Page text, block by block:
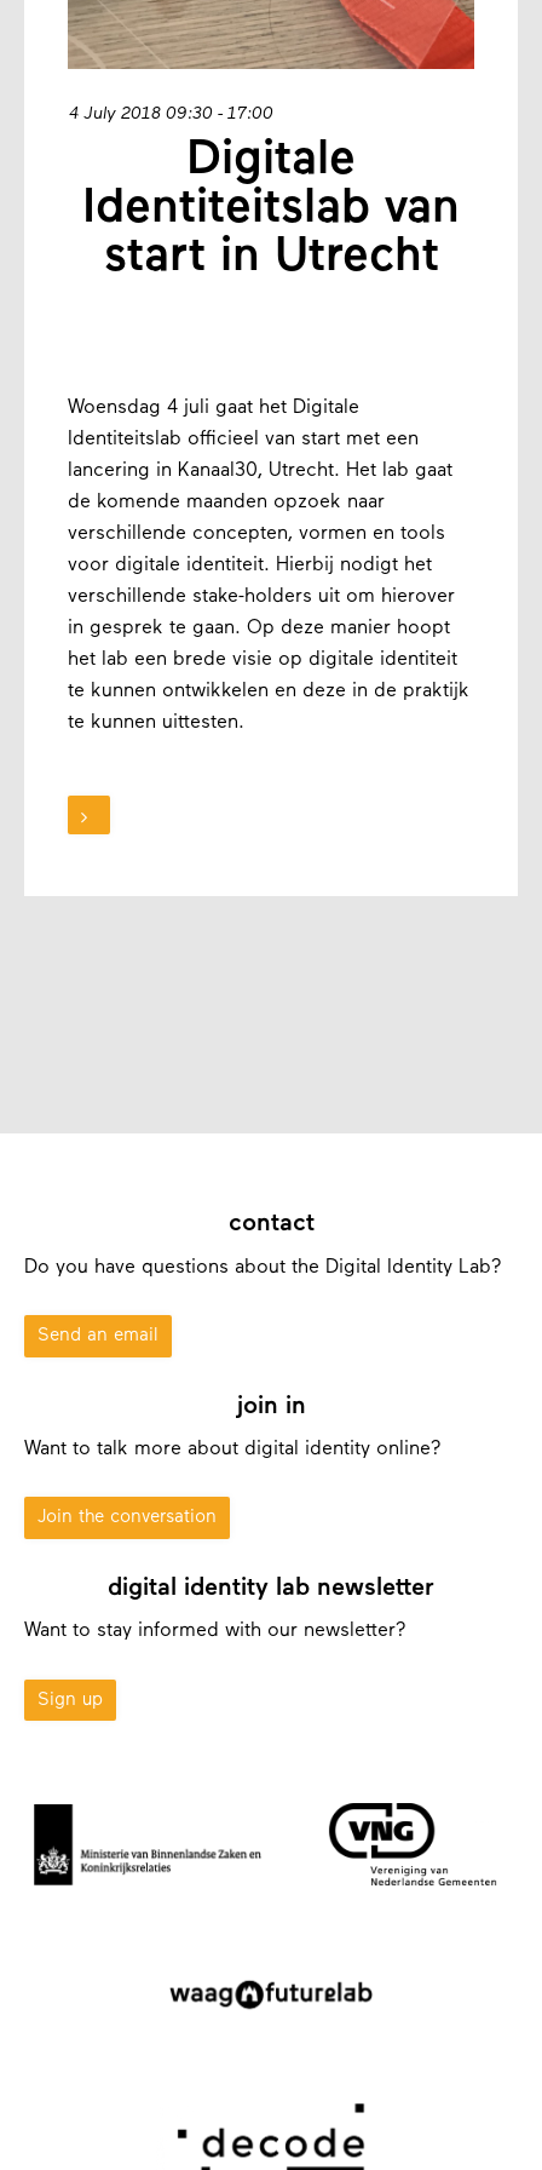
4 July 2018 09:30 - 17:00
Digitale
Identiteitslab van
start in Utrecht
Woensdag 4 juli gaat het Digitale
Identiteitslab officieel van start met een
lancering in Kanaal30, Utrecht. Het lab gaat
de komende maanden opzoek naar
verschillende concepten, vormen en tools
voor digitale identiteit. Hierbij nodigt het
verschillende stake-holders uit om hierover
in gesprek te gaan. Op deze manier hoopt
het lab een brede visie op digitale identiteit
te kunnen ontwikkelen en deze in de praktijk
te kunnen uittesten.

contact
Do you have questions about the Digital Identity Lab?
Send an email
join in
Want to talk more about digital identity online?
Join the conversation
digital identity lab newsletter
Want to stay informed with our newsletter?
Sign up